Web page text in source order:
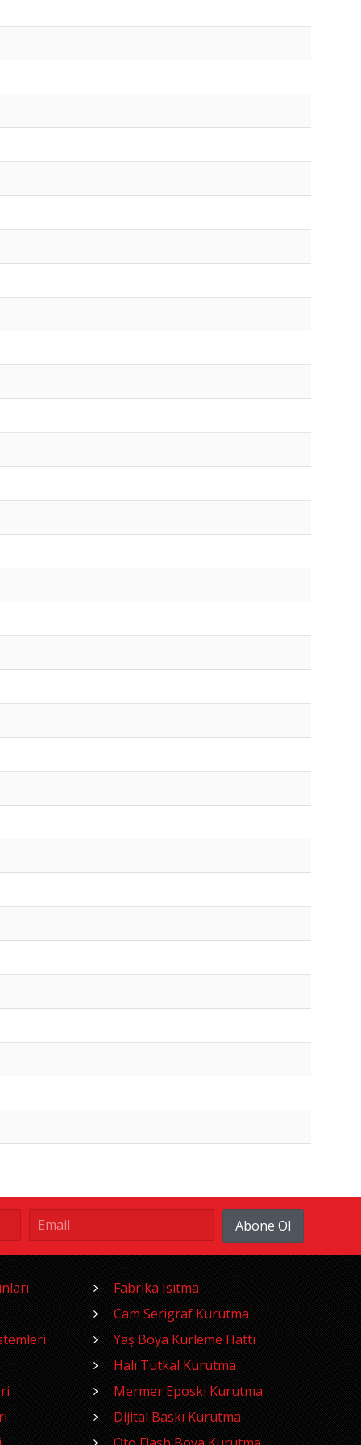
Abone Ol
Fabrika Isıtma
Cam Serigraf Kurutma
Yaş Boya Kürleme Hattı
Halı Tutkal Kurutma
Mermer Eposki Kurutma
Dijital Baskı Kurutma